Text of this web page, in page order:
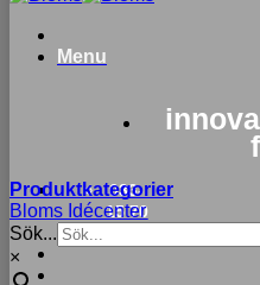
Menu
033-
15 70
Produktkategorier
Bloms Idécenter
Sök...
×